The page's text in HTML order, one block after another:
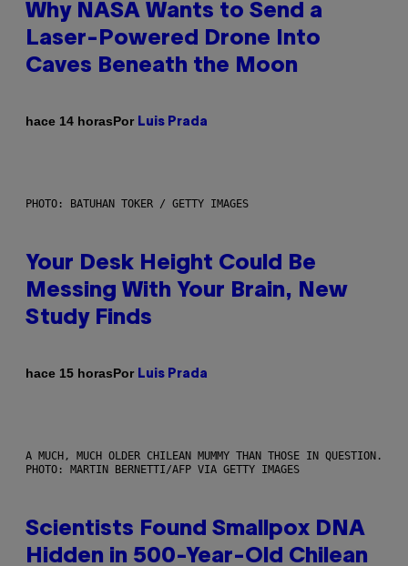
Why NASA Wants to Send a
Laser-Powered Drone Into
Caves Beneath the Moon
hace 14 horasPor Luis Prada
PHOTO: BATUHAN TOKER / GETTY IMAGES
Your Desk Height Could Be
Messing With Your Brain, New
Study Finds
hace 15 horasPor Luis Prada
A MUCH, MUCH OLDER CHILEAN MUMMY THAN THOSE IN QUESTION.
PHOTO: MARTIN BERNETTI/AFP VIA GETTY IMAGES
Scientists Found Smallpox DNA
Hidden in 500-Year-Old Chilean